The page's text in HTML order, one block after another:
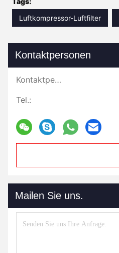
Luftkompressor-Luftfilter
Kontaktpersonen
Kontaktpersonen:
Tel.:
Mailen Sie uns.